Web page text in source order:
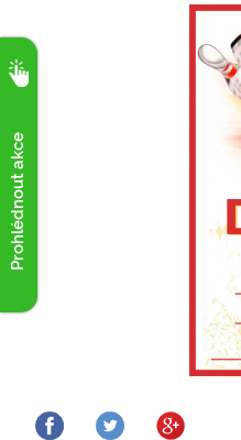
Prohlédnout akce